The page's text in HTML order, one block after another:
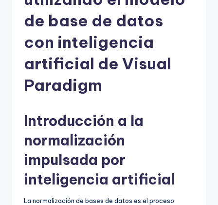
A
&
D
de base de datos
con inteligencia
artificial de Visual
Paradigm
Introducción a la
normalización
impulsada por
inteligencia artificial
La normalización de bases de datos es el proceso